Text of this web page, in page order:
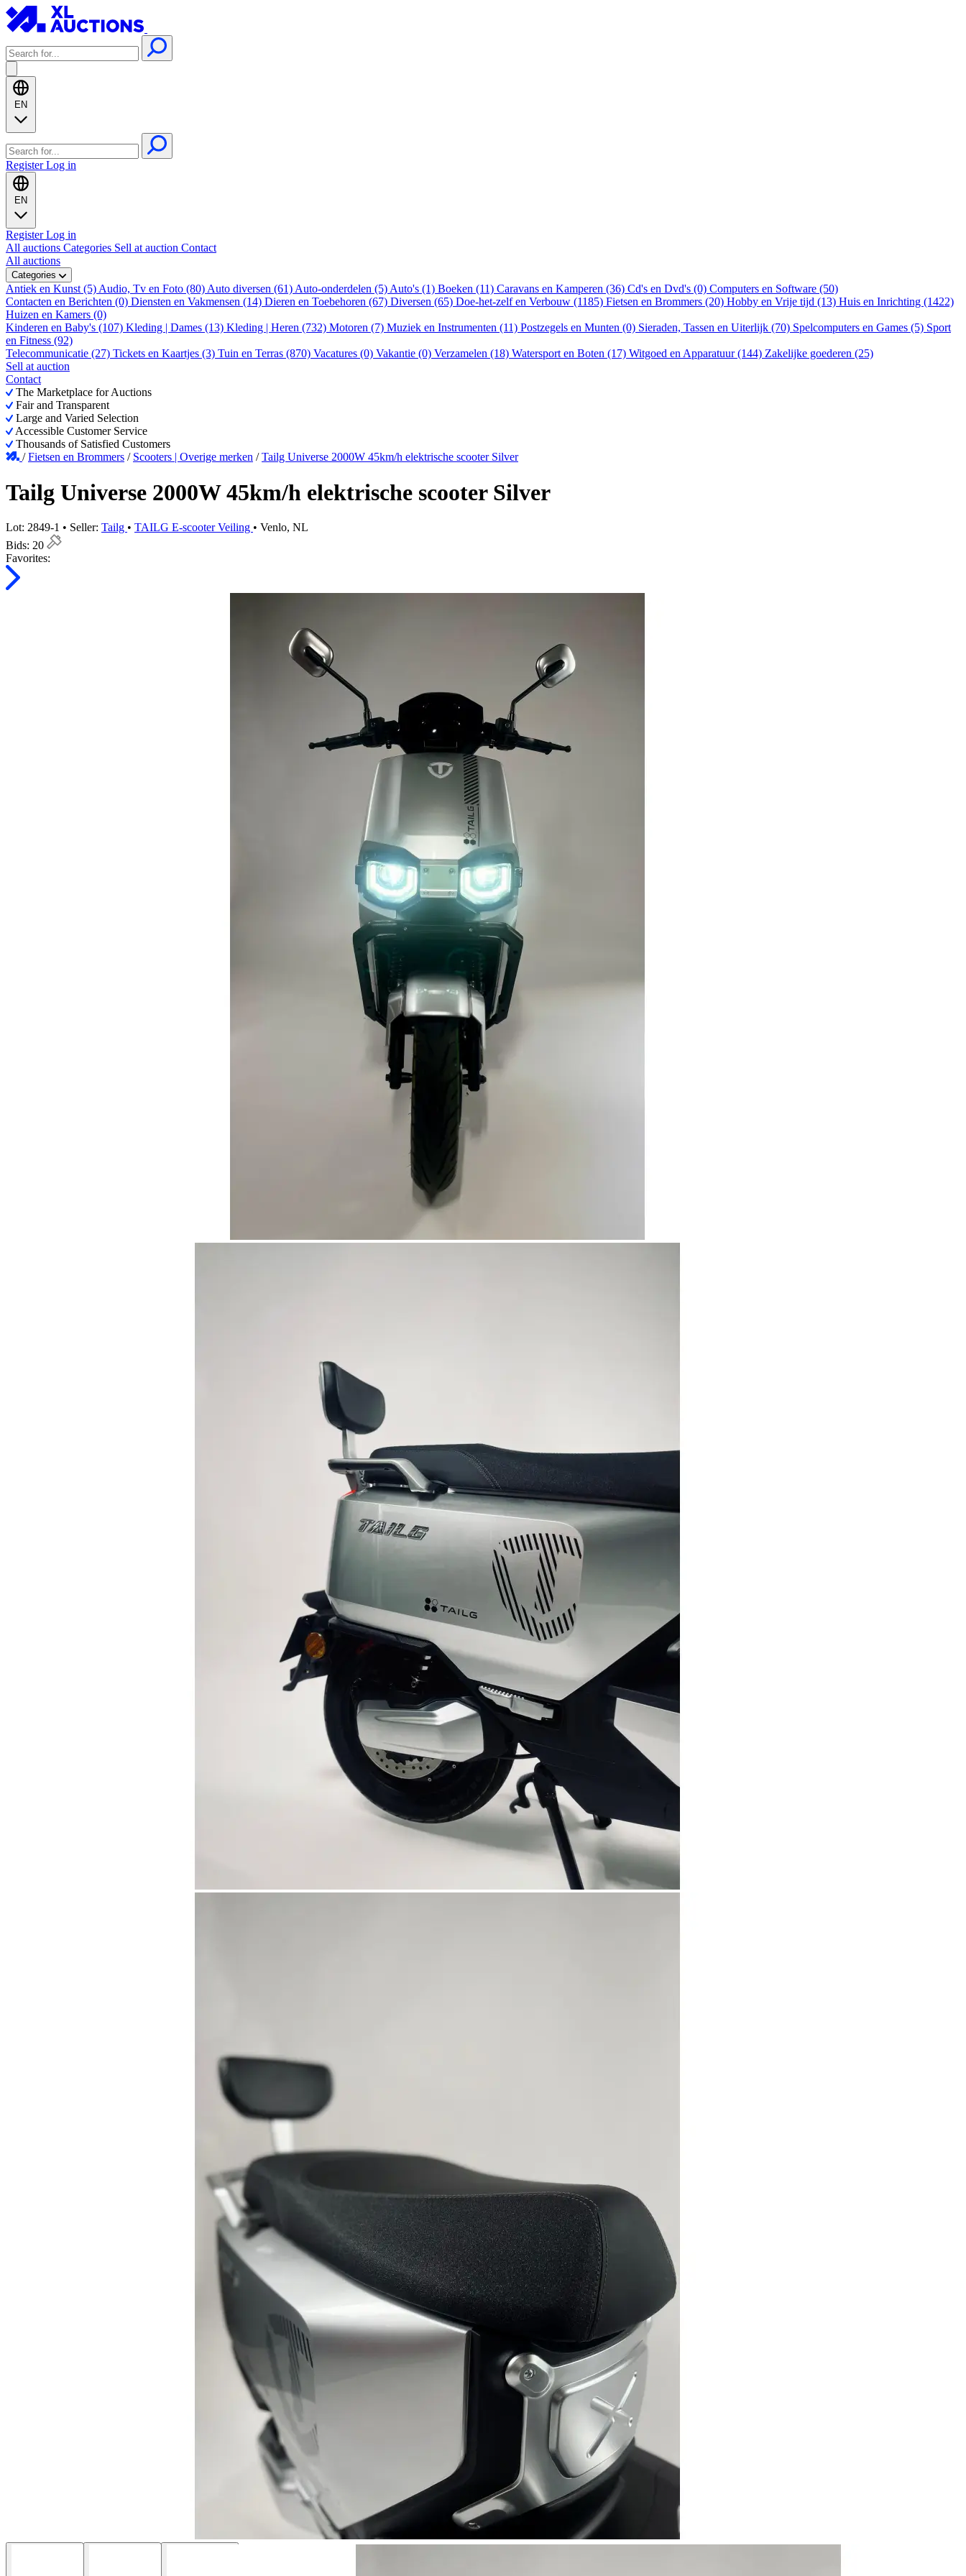
EN
RegisterLog in
EN
RegisterLog in
All auctions Categories Sell at auction Contact
All auctions
Categories
Antiek en Kunst (5) Audio, Tv en Foto (80) Auto diversen (61) Auto-onderdelen (5) Auto's (1) Boeken (11) Caravans en Kamperen (36) Cd's en Dvd's (0) Computers en Software (50)
Contacten en Berichten (0) Diensten en Vakmensen (14) Dieren en Toebehoren (67) Diversen (65) Doe-het-zelf en Verbouw (1185) Fietsen en Brommers (20) Hobby en Vrije tijd (13) Huis en Inrichting (1422)
Huizen en Kamers (0)
Kinderen en Baby's (107) Kleding | Dames (13) Kleding | Heren (732) Motoren (7) Muziek en Instrumenten (11) Postzegels en Munten (0) Sieraden, Tassen en Uiterlijk (70) Spelcomputers en Games (5) Sport
en Fitness (92)
Telecommunicatie (27) Tickets en Kaartjes (3) Tuin en Terras (870) Vacatures (0) Vakantie (0) Verzamelen (18) Watersport en Boten (17) Witgoed en Apparatuur (144) Zakelijke goederen (25)
Sell at auction
Contact
The Marketplace for Auctions
Fair and Transparent
Large and Varied Selection
Accessible Customer Service
Thousands of Satisfied Customers
/Fietsen en Brommers / Scooters | Overige merken /Tailg Universe 2000W 45km/h elektrische scooter Silver
Tailg Universe 2000W 45km/h elektrische scooter Silver
Lot: 2849-1 • Seller: Tailg • TAILG E-scooter Veiling • Venlo, NL
Bids: 20
Favorites: